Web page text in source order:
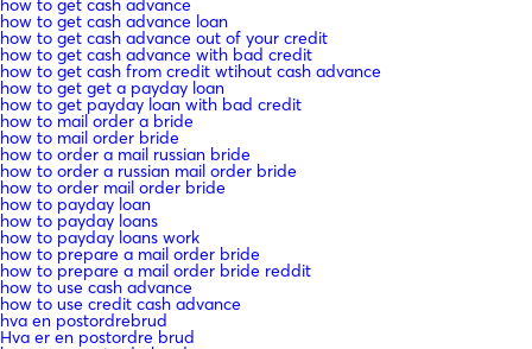
how to get cash advance
how to get cash advance loan
how to get cash advance out of your credit
how to get cash advance with bad credit
how to get cash from credit wtihout cash advance
how to get get a payday loan
how to get payday loan with bad credit
how to mail order a bride
how to mail order bride
how to order a mail russian bride
how to order a russian mail order bride
how to order mail order bride
how to payday loan
how to payday loans
how to payday loans work
how to prepare a mail order bride
how to prepare a mail order bride reddit
how to use cash advance
how to use credit cash advance
hva en postordrebrud
Hva er en postordre brud